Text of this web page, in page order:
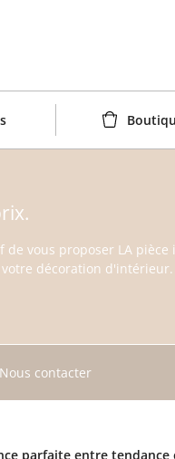
vous proposer LA pièce
décoration d'intérieur.
Nous contacter
parfaite entre tendance